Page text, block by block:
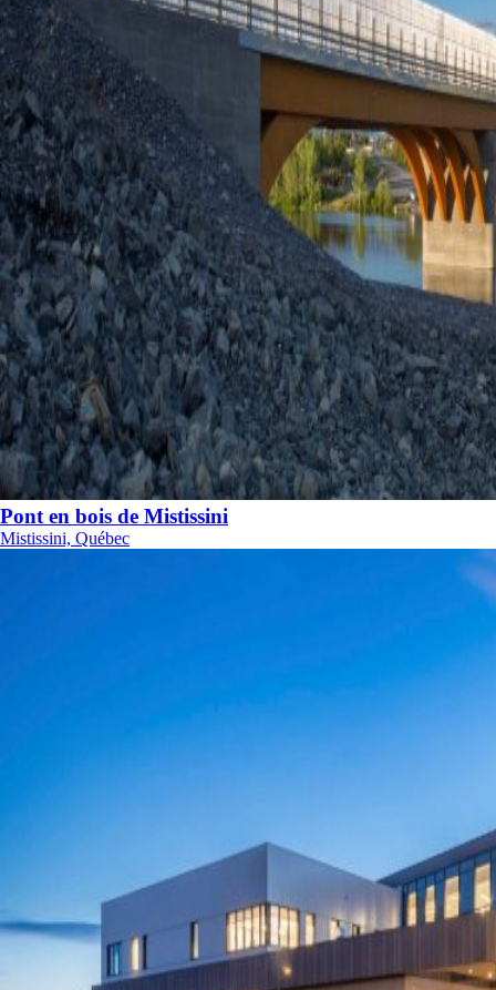
Pont en bois de Mistissini
Mistissini, Québec